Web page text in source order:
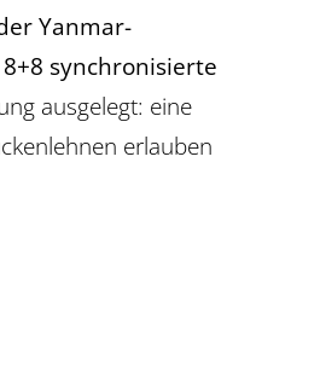
Yanmar-
synchronisierte
ausgelegt: eine
erlauben